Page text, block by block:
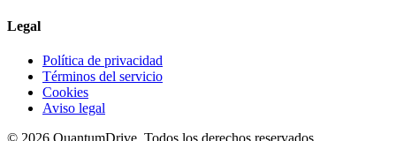
Legal
Política de privacidad
Términos del servicio
Cookies
Aviso legal